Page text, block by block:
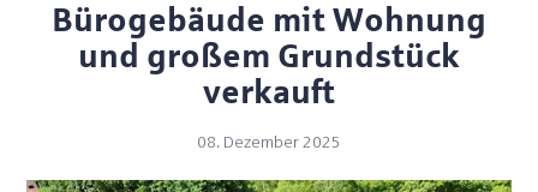
Bürogebäude mit Wohnung
und großem Grundstück
verkauft
08. Dezember 2025